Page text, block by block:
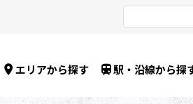
エリアから探す 駅・沿線から探